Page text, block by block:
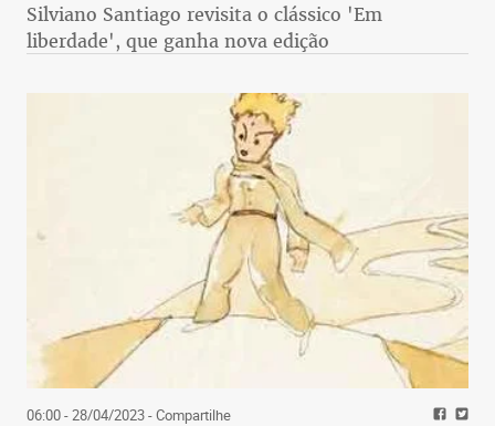
Silviano Santiago revisita o clássico 'Em
liberdade', que ganha nova edição
06:00 - 28/04/2023- Compartilhe